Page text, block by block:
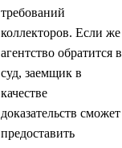
требований
коллекторов. Если же
агентство обратится в
суд, заемщик в
качестве
доказательств сможет
предоставить